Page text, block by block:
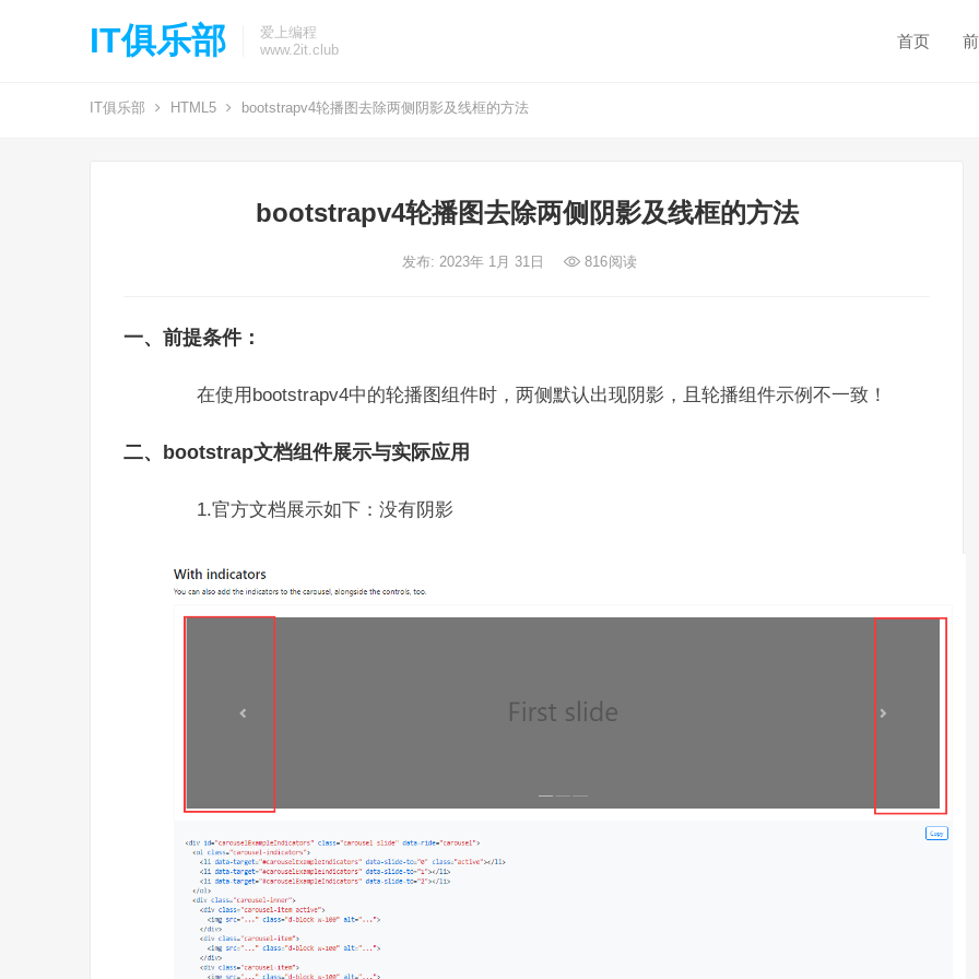
IT俱乐部
爱上编程
www.2it.club
首页
IT俱乐部 HTML5 bootstrapv4轮播图去除两侧阴影及线框的方法
bootstrapv4轮播图去除两侧阴影及线框的方法
发布: 2023年 1月 31日 816阅读
一、前提条件：
在使用bootstrapv4中的轮播图组件时，两侧默认出现阴影，且轮播组件示例不一致！
二、bootstrap文档组件展示与实际应用
1.官方文档展示如下：没有阴影